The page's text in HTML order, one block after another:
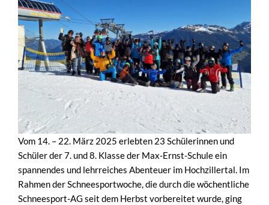
Vom 14. – 22. März 2025 erlebten 23 Schülerinnen und
Schüler der 7. und 8. Klasse der Max-Ernst-Schule ein
spannendes und lehrreiches Abenteuer im Hochzillertal. Im
Rahmen der Schneesportwoche, die durch die wöchentliche
Schneesport-AG seit dem Herbst vorbereitet wurde, ging